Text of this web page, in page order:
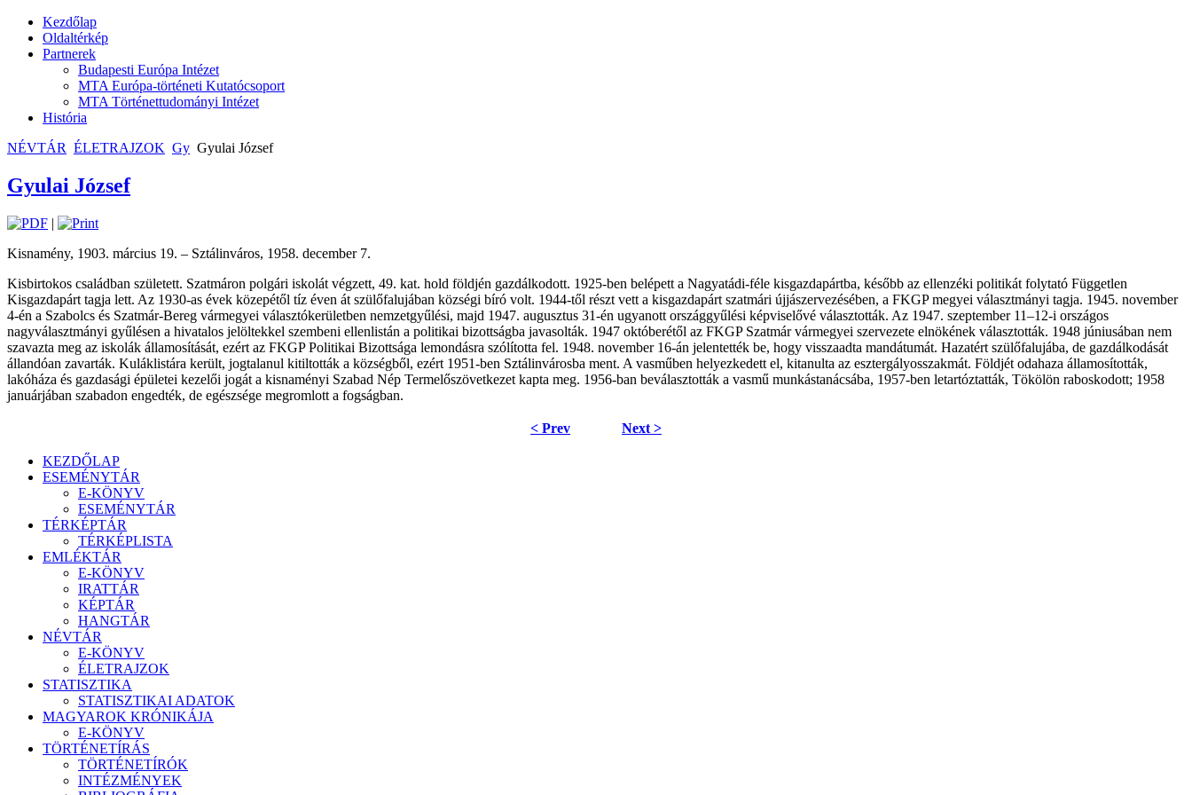
Kezdőlap
Oldaltérkép
Partnerek
Budapesti Európa Intézet
MTA Európa-történeti Kutatócsoport
MTA Történettudományi Intézet
História
NÉVTÁR ÉLETRAJZOK Gy Gyulai József
Gyulai József
|
Kisnamény, 1903. március 19. – Sztálinváros, 1958. december 7.
Kisbirtokos családban született. Szatmáron polgári iskolát végzett, 49. kat. hold földjén gazdálkodott. 1925-ben belépett a Nagyatádi-féle kisgazdapártba, később az ellenzéki politikát folytató Független
Kisgazdapárt tagja lett. Az 1930-as évek közepétől tíz éven át szülőfalujában községi bíró volt. 1944-től részt vett a kisgazdapárt szatmári újjászervezésében, a FKGP megyei választmányi tagja. 1945. november
4-én a Szabolcs és Szatmár-Bereg vármegyei választókerületben nemzetgyűlési, majd 1947. augusztus 31-én ugyanott országgyűlési képviselővé választották. Az 1947. szeptember 11–12-i országos
nagyválasztmányi gyűlésen a hivatalos jelöltekkel szembeni ellenlistán a politikai bizottságba javasolták. 1947 októberétől az FKGP Szatmár vármegyei szervezete elnökének választották. 1948 júniusában nem
szavazta meg az iskolák államosítását, ezért az FKGP Politikai Bizottsága lemondásra szólította fel. 1948. november 16-án jelentették be, hogy visszaadta mandátumát. Hazatért szülőfalujába, de gazdálkodását
állandóan zavarták. Kuláklistára került, jogtalanul kitiltották a községből, ezért 1951-ben Sztálinvárosba ment. A vasműben helyezkedett el, kitanulta az esztergályosszakmát. Földjét odahaza államosították,
lakóháza és gazdasági épületei kezelői jogát a kisnaményi Szabad Nép Termelőszövetkezet kapta meg. 1956-ban beválasztották a vasmű munkástanácsába, 1957-ben letartóztatták, Tökölön raboskodott; 1958
januárjában szabadon engedték, de egészsége megromlott a fogságban.
< Prev Next >
KEZDŐLAP
ESEMÉNYTÁR
E-KÖNYV
ESEMÉNYTÁR
TÉRKÉPTÁR
TÉRKÉPLISTA
EMLÉKTÁR
E-KÖNYV
IRATTÁR
KÉPTÁR
HANGTÁR
NÉVTÁR
E-KÖNYV
ÉLETRAJZOK
STATISZTIKA
STATISZTIKAI ADATOK
MAGYAROK KRÓNIKÁJA
E-KÖNYV
TÖRTÉNETÍRÁS
TÖRTÉNETÍRÓK
INTÉZMÉNYEK